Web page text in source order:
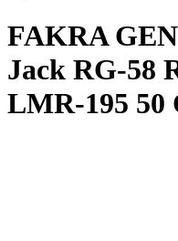
FAKRA
Jack RG-58
LMR-195 50